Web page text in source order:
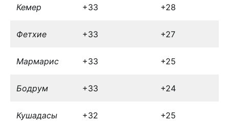
Кемер +33 +28
Фетхие +33 +27
Мармарис +33 +25
Бодрум +33 +24
Кушадасы +32 +25